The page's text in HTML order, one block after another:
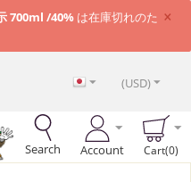
×
700ml /40% は在庫切れのた
(USD)
Search Account Cart(0)